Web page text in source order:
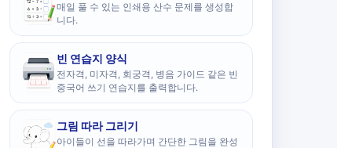
매일 풀 수 있는 인쇄용 산수 문제를 생성합
니다.
빈 연습지 양식
전자격, 미자격, 회궁격, 병음 가이드 같은 빈
중국어 쓰기 연습지를 출력합니다.
그림 따라 그리기
아이들이 선을 따라가며 간단한 그림을 완성